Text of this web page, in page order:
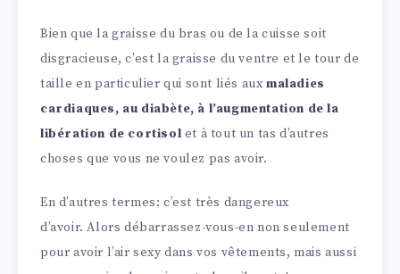
Bien que la graisse du bras ou de la cuisse soit
disgracieuse, c’est la graisse du ventre et le tour de
taille en particulier qui sont liés auxmaladies
cardiaques, au diabète, à l’augmentation de la
libération de cortisol et à tout un tas d’autres
choses que vous ne voulez pas avoir.
En d’autres termes: c’est très dangereux
d’avoir. Alors débarrassez-vous-en non seulement
pour avoir l’air sexy dans vos vêtements, mais aussi